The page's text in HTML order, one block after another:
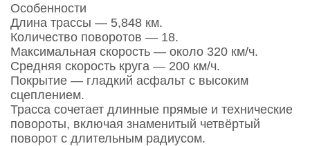
Особенности
Длина трассы — 5,848 км.
Количество поворотов — 18.
Максимальная скорость — около 320 км/ч.
Средняя скорость круга — 200 км/ч.
Покрытие — гладкий асфальт с высоким
сцеплением.
Трасса сочетает длинные прямые и технические
повороты, включая знаменитый четвёртый
поворот с длительным радиусом.